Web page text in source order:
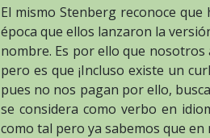
El mismo Stenberg reconoce
época que ellos lanzaron la
nombre. Es por ello que
pero es que ¡Incluso existe un
pues no nos pagan por ello,
se considera como verbo en
como tal pero ya sabemos que